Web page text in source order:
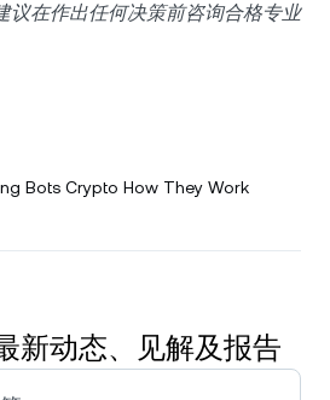
议在作出任何决策前咨询合格专业
Bots Crypto How They Work
新动态、见解及报告